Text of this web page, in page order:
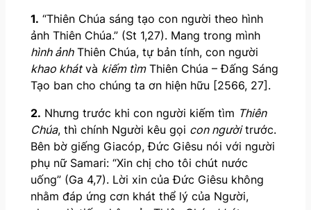
1. “Thiên Chúa sáng tạo con người theo hình
ảnh Thiên Chúa.” (St 1,27). Mang trong mình
hình ảnhThiên Chúa, tự bản tính, con người
khao khátvà kiếm tìmThiên Chúa – Đấng Sáng
Tạo ban cho chúng ta ơn hiện hữu [2566, 27].
2. Nhưng trước khi con người kiếm tìm Thiên
Chúa, thì chính Người kêu gọi con ngườitrước.
Bên bờ giếng Giacóp, Đức Giêsu nói với người
phụ nữ Samari: “Xin chị cho tôi chút nước
uống” (Ga 4,7). Lời xin của Đức Giêsu không
nhằm đáp ứng cơn khát thể lý của Người,